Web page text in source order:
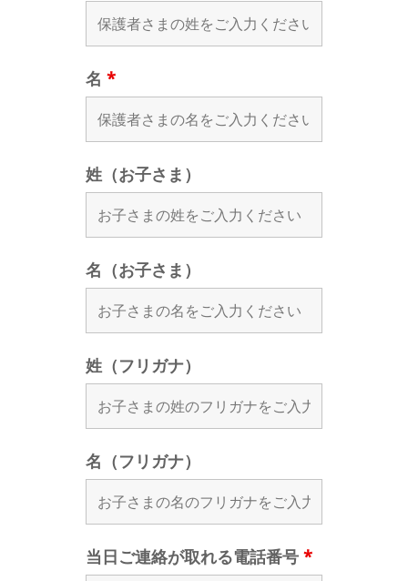
名 *
姓（お子さま）
名（お子さま）
姓（フリガナ）
名（フリガナ）
当日ご連絡が取れる電話番号 *